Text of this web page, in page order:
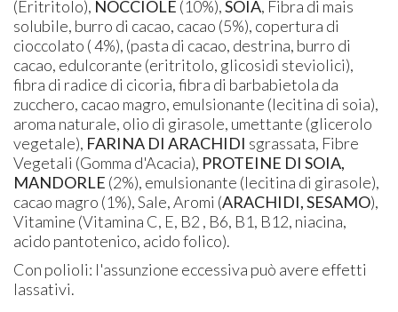
(Eritritolo), NOCCIOLE (10%), SOIA, Fibra di mais
solubile, burro di cacao, cacao (5%), copertura di
cioccolato ( 4%), (pasta di cacao, destrina, burro di
cacao, edulcorante (eritritolo, glicosidi steviolici),
fibra di radice di cicoria, fibra di barbabietola da
zucchero, cacao magro, emulsionante (lecitina di soia),
aroma naturale, olio di girasole, umettante (glicerolo
vegetale), FARINA DI ARACHIDI sgrassata, Fibre
Vegetali (Gomma d'Acacia), PROTEINE DI SOIA,
MANDORLE (2%), emulsionante (lecitina di girasole),
cacao magro (1%), Sale, Aromi (ARACHIDI, SESAMO),
Vitamine (Vitamina C, E, B2 , B6, B1, B12, niacina,
acido pantotenico, acido folico).
Con polioli: l'assunzione eccessiva può avere effetti
lassativi.